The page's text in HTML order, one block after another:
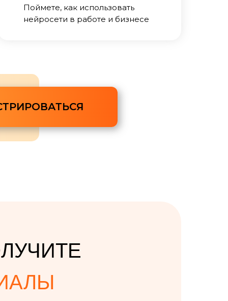
Поймете, как использовать
нейросети в работе и бизнесе